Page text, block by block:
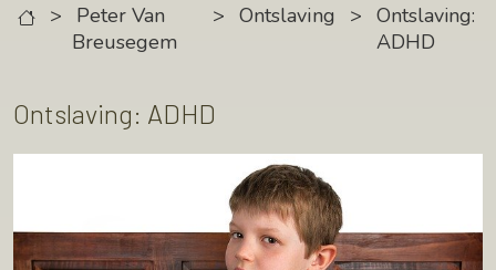
>
Peter Van
Breusegem
> Ontslaving > Ontslaving:
ADHD
Ontslaving: ADHD